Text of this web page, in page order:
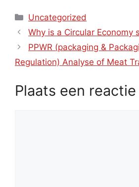
Categorieën
Uncategorized
Why is a Circular Economy
PPWR (packaging &
Regulation) Analyse of Meat
Plaats een reactie